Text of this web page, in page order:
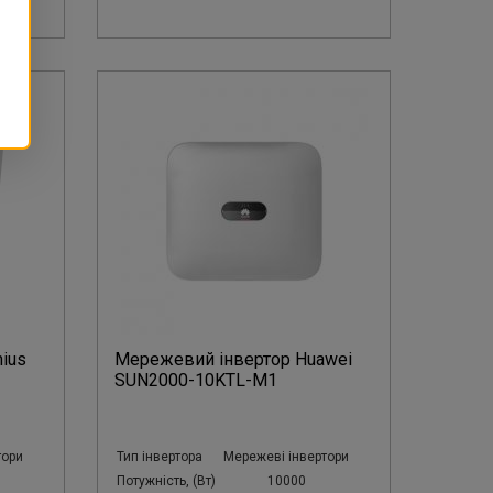
Мережевий інвертор Huawei
SUN2000-10KTL-M1
Тип інвертора
Мережеві інвертори
Потужність, (Вт)
10000